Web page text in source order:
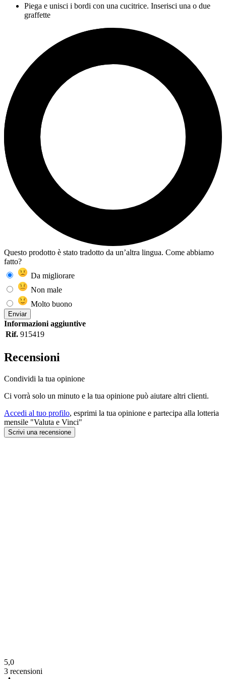
Piega e unisci i bordi con una cucitrice. Inserisci una o due
graffette
Questo prodotto è stato tradotto da un’altra lingua. Come abbiamo
fatto?
Da migliorare
Non male
Molto buono
Enviar
Informazioni aggiuntive
Rif. 915419
Recensioni
Condividi la tua opinione
Ci vorrà solo un minuto e la tua opinione può aiutare altri clienti.
Accedi al tuo profilo, esprimi la tua opinione e partecipa alla lotteria
mensile "Valuta e Vinci"
Scrivi una recensione
5,0
3 recensioni